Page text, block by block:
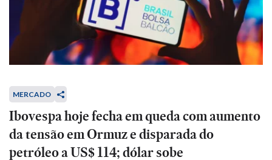
MERCADO
Ibovespa hoje fecha em queda com aumento
da tensão em Ormuz e disparada do
petróleo a US$ 114; dólar sobe